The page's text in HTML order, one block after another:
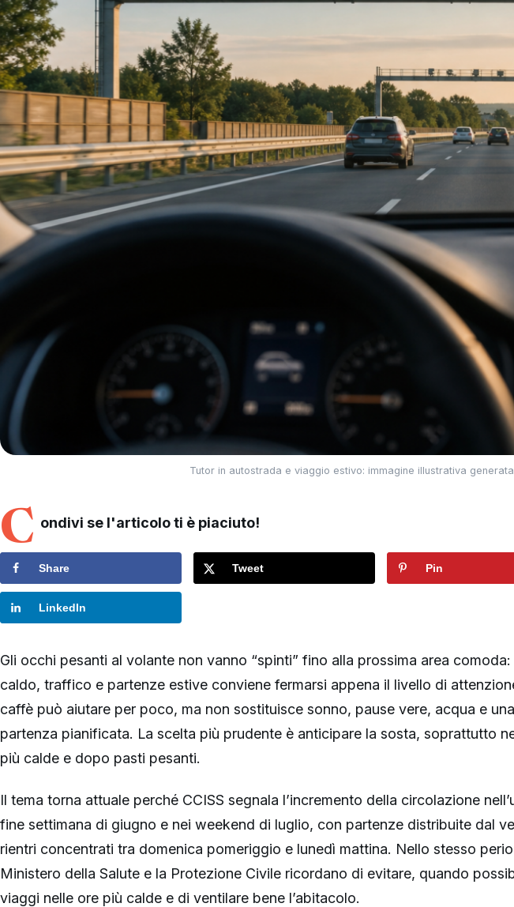
Tutor in autostrada e viaggio estivo: immagine illustrativa
C ondivi se l'articolo ti è piaciuto!
Share Tweet Pin
LinkedIn
Gli occhi pesanti al volante non vanno “spinti” fino alla prossima area
caldo, traffico e partenze estive conviene fermarsi appena il livello di
caffè può aiutare per poco, ma non sostituisce sonno, pause vere, acqua e una
partenza pianificata. La scelta più prudente è anticipare la sosta, soprattutto
più calde e dopo pasti pesanti.
Il tema torna attuale perché CCISS segnala l’incremento della circolazione
fine settimana di giugno e nei weekend di luglio, con partenze distribuite dal
rientri concentrati tra domenica pomeriggio e lunedì mattina. Nello stesso
Ministero della Salute e la Protezione Civile ricordano di evitare, quando
viaggi nelle ore più calde e di ventilare bene l’abitacolo.